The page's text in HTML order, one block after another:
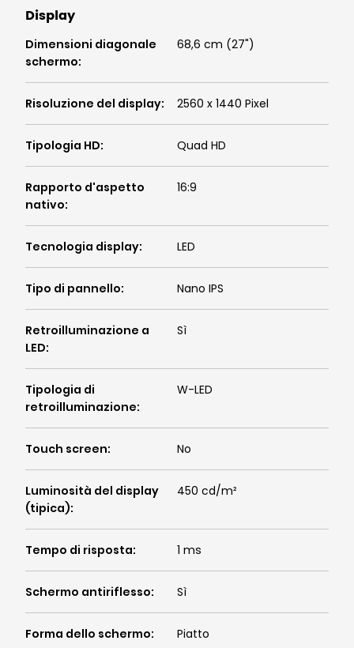
Display
Dimensioni diagonale
schermo:
68,6 cm (27")
Risoluzione del display: 2560 x 1440 Pixel
Tipologia HD: Quad HD
Rapporto d'aspetto
nativo:
16:9
Tecnologia display: LED
Tipo di pannello: Nano IPS
Retroilluminazione a
LED:
Sì
Tipologia di
retroilluminazione:
W-LED
Touch screen: No
Luminosità del display
(tipica):
450 cd/m²
Tempo di risposta: 1 ms
Schermo antiriflesso: Sì
Forma dello schermo: Piatto